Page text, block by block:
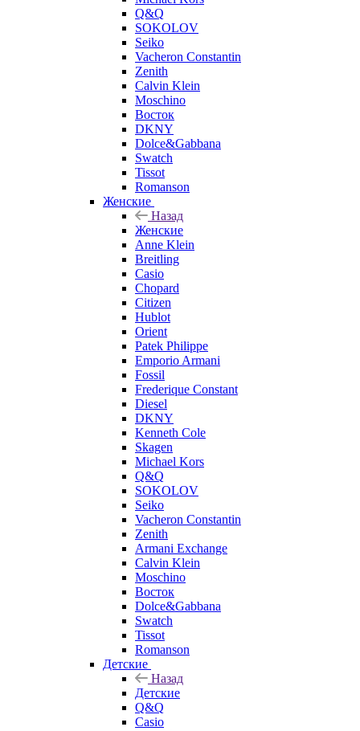
Q&Q
SOKOLOV
Seiko
Vacheron Constantin
Zenith
Calvin Klein
Moschino
Восток
DKNY
Dolce&Gabbana
Swatch
Tissot
Romanson
Женские
Назад
Женские
Anne Klein
Breitling
Casio
Chopard
Citizen
Hublot
Orient
Patek Philippe
Emporio Armani
Fossil
Frederique Constant
Diesel
DKNY
Kenneth Cole
Skagen
Michael Kors
Q&Q
SOKOLOV
Seiko
Vacheron Constantin
Zenith
Armani Exchange
Calvin Klein
Moschino
Восток
Dolce&Gabbana
Swatch
Tissot
Romanson
Детские
Назад
Детские
Q&Q
Casio